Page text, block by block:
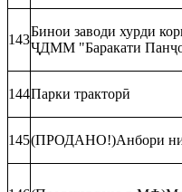
143
Бинои заводи хурди
ҶДММ "Баракати
144Парки тракторӣ
145(ПРОДАНО!)Анбори